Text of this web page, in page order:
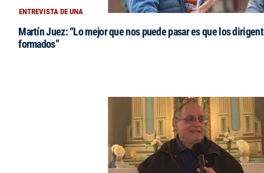
ENTREVISTA DE UNA
Martín Juez: “Lo mejor que nos puede pasar es que los
formados”